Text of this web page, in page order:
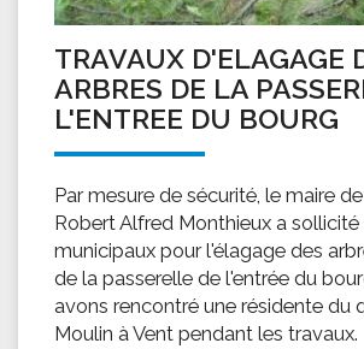
TRAVAUX D'ELAGAGE
ARBRES DE LA
L'ENTREE DU BOURG
Par mesure de sécurité, le maire
Robert Alfred Monthieux a sollicité
municipaux pour l'élagage des
de la passerelle de l'entrée du
avons rencontré une résidente du
Moulin à Vent pendant les travaux.